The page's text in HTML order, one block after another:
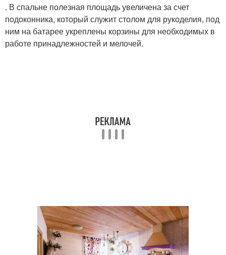
. В спальне полезная площадь увеличена за счет
подоконника, который служит столом для рукоделия, под
ним на батарее укреплены корзины для необходимых в
работе принадлежностей и мелочей.